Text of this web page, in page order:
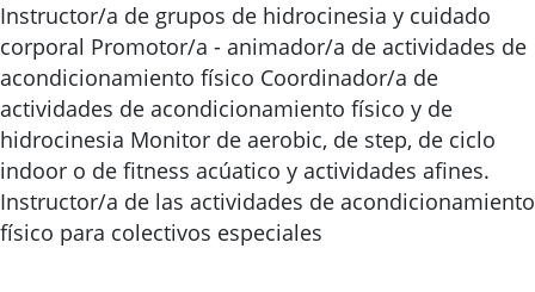
Instructor/a de grupos de hidrocinesia y cuidado
corporal Promotor/a - animador/a de actividades de
acondicionamiento físico Coordinador/a de
actividades de acondicionamiento físico y de
hidrocinesia Monitor de aerobic, de step, de ciclo
indoor o de fitness acúatico y actividades afines.
Instructor/a de las actividades de acondicionamiento
físico para colectivos especiales